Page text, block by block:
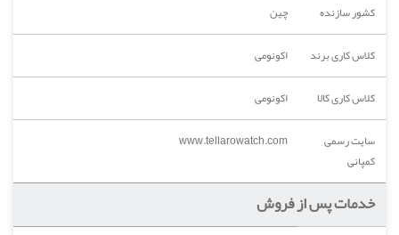
کشور سازنده
چین
کلاس کاری برند
اکونومی
کلاس کاری کالا
اکونومی
سایت رسمی
کمپانی
www.tellarowatch.com
خدمات پس از فروش